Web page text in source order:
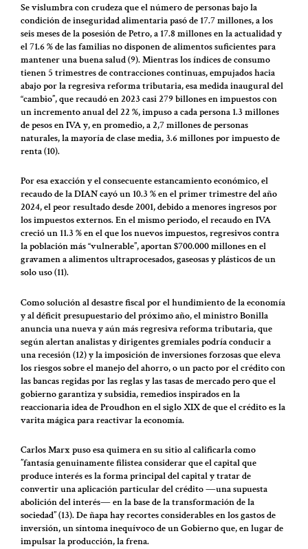
Se vislumbra con crudeza que el número de personas bajo la
condición de inseguridad alimentaria pasó de 17.7 millones, a los
seis meses de la posesión de Petro, a 17.8 millones en la actualidad y
el 71.6 % de las familias no disponen de alimentos suficientes para
mantener una buena salud (9). Mientras los índices de consumo
tienen 5 trimestres de contracciones continuas, empujados hacia
abajo por la regresiva reforma tributaria, esa medida inaugural del
“cambio”, que recaudó en 2023 casi 279 billones en impuestos con
un incremento anual del 22 %, impuso a cada persona 1.3 millones
de pesos en IVA y, en promedio, a 2,7 millones de personas
naturales, la mayoría de clase media, 3.6 millones por impuesto de
renta (10).
Por esa exacción y el consecuente estancamiento económico, el
recaudo de la DIAN cayó un 10.3 % en el primer trimestre del año
2024, el peor resultado desde 2001, debido a menores ingresos por
los impuestos externos. En el mismo periodo, el recaudo en IVA
creció un 11.3 % en el que los nuevos impuestos, regresivos contra
la población más “vulnerable”, aportan $700.000 millones en el
gravamen a alimentos ultraprocesados, gaseosas y plásticos de un
solo uso (11).
Como solución al desastre fiscal por el hundimiento de la economía
y al déficit presupuestario del próximo año, el ministro Bonilla
anuncia una nueva y aún más regresiva reforma tributaria, que
según alertan analistas y dirigentes gremiales podría conducir a
una recesión (12) y la imposición de inversiones forzosas que eleva
los riesgos sobre el manejo del ahorro, o un pacto por el crédito con
las bancas regidas por las reglas y las tasas de mercado pero que el
gobierno garantiza y subsidia, remedios inspirados en la
reaccionaria idea de Proudhon en el siglo XIX de que el crédito es la
varita mágica para reactivar la economía.
Carlos Marx puso esa quimera en su sitio al calificarla como
”fantasía genuinamente filistea considerar que el capital que
produce interés es la forma principal del capital y tratar de
convertir una aplicación particular del crédito ―una supuesta
abolición del interés― en la base de la transformación de la
sociedad” (13). De ñapa hay recortes considerables en los gastos de
inversión, un síntoma inequívoco de un Gobierno que, en lugar de
impulsar la producción, la frena.